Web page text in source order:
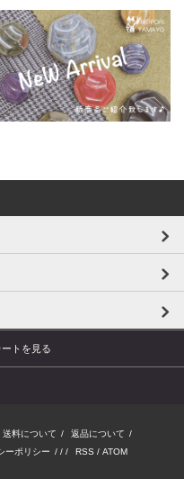
ートを見る
送料について / 返品について /
ーポリシー / / / RSS / ATOM